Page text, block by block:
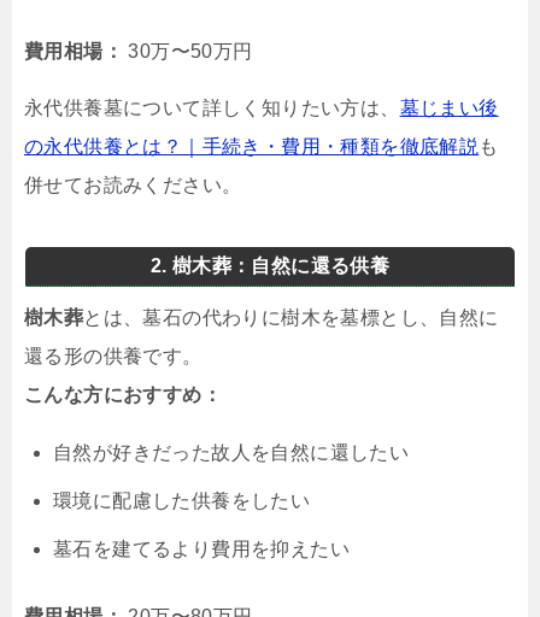
費用相場： 30万〜50万円
永代供養墓について詳しく知りたい方は、 墓じまい後
の永代供養とは？｜手続き・費用・種類を徹底解説 も
併せてお読みください。
2. 樹木葬：自然に還る供養
樹木葬とは、墓石の代わりに樹木を墓標とし、自然に
還る形の供養です。
こんな方におすすめ：
自然が好きだった故人を自然に還したい
環境に配慮した供養をしたい
墓石を建てるより費用を抑えたい